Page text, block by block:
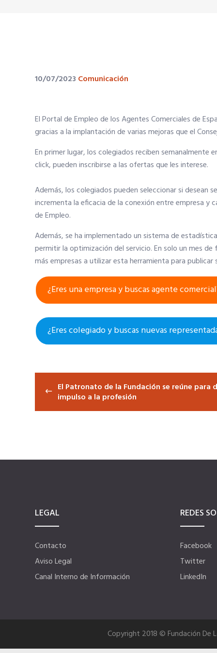
10/07/2023 Comunicación
El Portal de Empleo de los Agentes Comerciales de
gracias a la implantación de varias mejoras que el
En primer lugar, los colegiados reciben
click, pueden inscribirse a las ofertas que les interese.
Además, los colegiados pueden seleccionar si
incrementa la eficacia de la conexión entre empresa y
de Empleo.
Además, se ha implementado un sistema de
permitir la optimización del servicio. En solo un mes
más empresas a utilizar esta herramienta para
¿Eres una empresa y buscas agente
¿Eres colegiado y buscas nuevas
Navegación de entradas
El Patronato de la Fundación se reúne para
impulso a la profesión
LEGAL
Contacto
Aviso Legal
Canal Interno de Información
REDES
Facebook
Twitter
LinkedIn
Copyright 2018 © Fundación De